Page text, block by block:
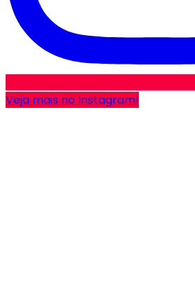
Veja mais no Instagram!